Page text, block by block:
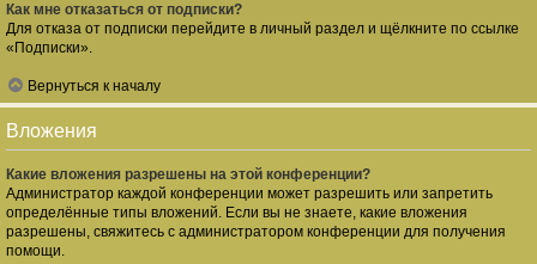
Как мне отказаться от подписки?
Для отказа от подписки перейдите в личный раздел и щёлкните по ссылке
«Подписки».
Вернуться к началу
Вложения
Какие вложения разрешены на этой конференции?
Администратор каждой конференции может разрешить или запретить
определённые типы вложений. Если вы не знаете, какие вложения
разрешены, свяжитесь с администратором конференции для получения
помощи.